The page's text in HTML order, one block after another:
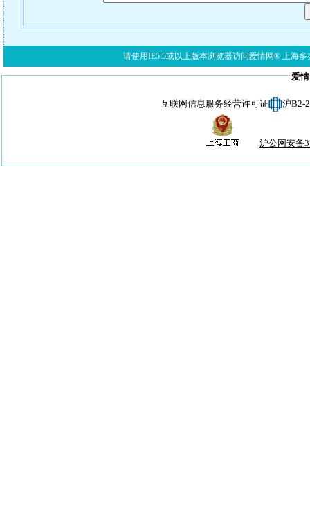
请使用IE5.5或以上版本浏览器访问爱情网® 上海多
爱
互联网信息服务经营许可证 沪B2-
沪公网安备